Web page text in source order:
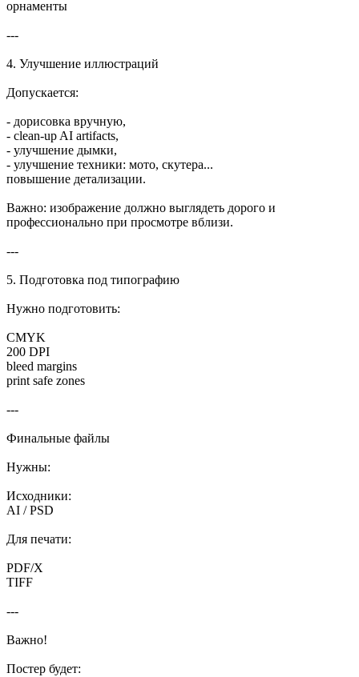
орнаменты
---
4. Улучшение иллюстраций
Допускается:
- дорисовка вручную,
- clean-up AI artifacts,
- улучшение дымки,
- улучшение техники: мото, скутера...
повышение детализации.
Важно: изображение должно выглядеть дорого и
профессионально при просмотре вблизи.
---
5. Подготовка под типографию
Нужно подготовить:
CMYK
200 DPI
bleed margins
print safe zones
---
Финальные файлы
Нужны:
Исходники:
AI / PSD
Для печати:
PDF/X
TIFF
---
Важно!
Постер будет: